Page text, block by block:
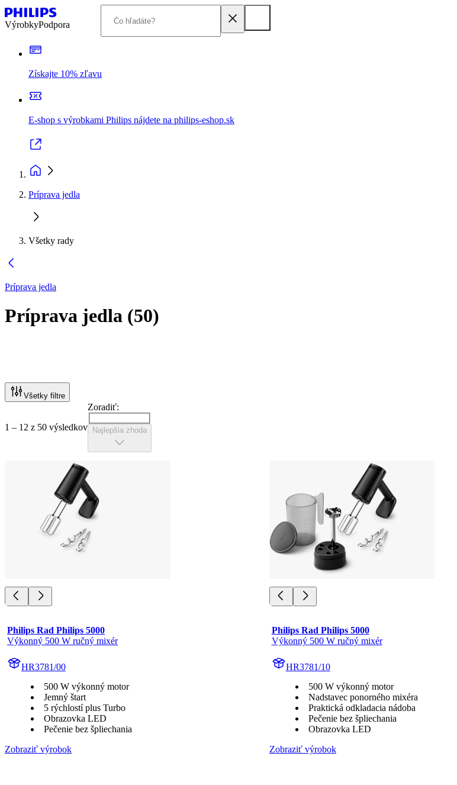
VýrobkyPodpora
Získajte 10% zľavu
E-shop s výrobkami Philips nájdete na philips-eshop.sk
Príprava jedla
Všetky rady
Príprava jedla
Príprava jedla (50)
Všetky filtre
1 – 12 z 50 výsledkov
Zoradiť:
Najlepšia zhoda
Philips Rad Philips 5000
Výkonný 500 W ručný mixér
HR3781/00
500 W výkonný motor
Jemný štart
5 rýchlostí plus Turbo
Obrazovka LED
Pečenie bez špliechania
Zobraziť výrobok
Philips Rad Philips 5000
Výkonný 500 W ručný mixér
HR3781/10
500 W výkonný motor
Nadstavec ponorného mixéra
Praktická odkladacia nádoba
Pečenie bez špliechania
Obrazovka LED
Zobraziť výrobok